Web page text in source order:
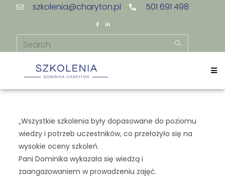
szkolenia@charyton.pl 501 691 498
„Wszystkie szkolenia były dopasowane do poziomu
wiedzy i potrzeb uczestników, co przełożyło się na
wysokie oceny szkoleń.
Pani Dominika wykazała się wiedzą i
zaangażowaniem w prowadzeniu zajęć.